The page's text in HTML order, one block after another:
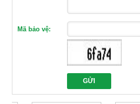
Mã bảo vệ: